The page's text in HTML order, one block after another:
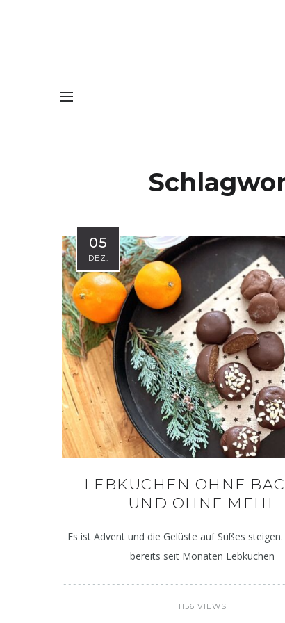
05
DEZ.
LEBKUCHEN OHNE
UND OHNE MEHL
Es ist Advent und die Gelüste auf Süßes
bereits seit Monaten Lebkuchen
1156 VIEWS